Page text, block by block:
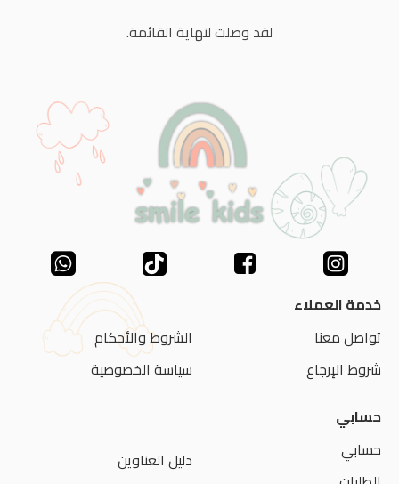
لقد وصلت لنهاية القائمة.
خدمة العملاء
تواصل معنا
شروط الإرجاع
الشروط والأحكام
سياسة الخصوصية
حسابي
حسابي
دليل العناوين